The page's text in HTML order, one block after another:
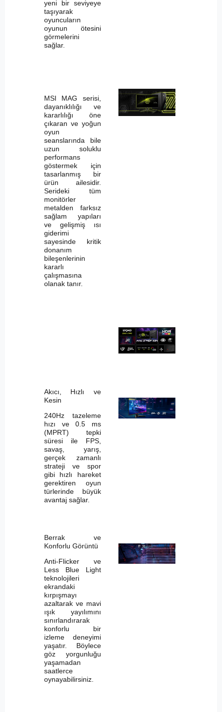
yeni bir seviyeye
taşıyarak
oyuncuların
oyunun ötesini
görmelerini
sağlar.
MSI MAG serisi,
dayanıklılığı ve
kararlılığı öne
çıkaran ve yoğun
oyun
seanslarında bile
uzun soluklu
performans
göstermek için
tasarlanmış bir
ürün ailesidir.
Serideki tüm
monitörler
metalden farksız
sağlam yapıları
ve gelişmiş ısı
giderimi
sayesinde kritik
donanım
bileşenlerinin
kararlı
çalışmasına
olanak tanır.
Akıcı, Hızlı ve
Kesin
240Hz tazeleme
hızı ve 0.5 ms
(MPRT) tepki
süresi ile FPS,
savaş, yarış,
gerçek zamanlı
strateji ve spor
gibi hızlı hareket
gerektiren oyun
türlerinde büyük
avantaj sağlar.
Berrak ve
Konforlu Görüntü
Anti-Flicker ve
Less Blue Light
teknolojileri
ekrandaki
kırpışmayı
azaltarak ve mavi
ışık yayılımını
sınırlandırarak
konforlu bir
izleme deneyimi
yaşatır. Böylece
göz yorgunluğu
yaşamadan
saatlerce
oynayabilirsiniz.